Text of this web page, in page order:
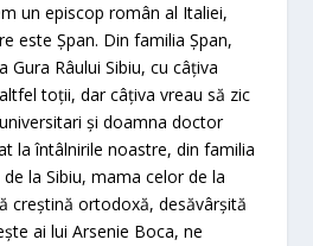
un episcop român al Italiei,
este Șpan. Din familia Șpan,
Gura Râului Sibiu, cu câțiva
toții, dar câțiva vreau să zic
și doamna doctor
la întâlnirile noastre, din familia
la Sibiu, mama celor de la
creștină ortodoxă, desăvârșită
ai lui Arsenie Boca, ne